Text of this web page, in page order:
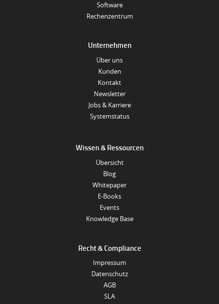
Software
Rechenzentrum
Unternehmen
Über uns
Kunden
Kontakt
Newsletter
Jobs & Karriere
Systemstatus
Wissen & Ressourcen
Übersicht
Blog
Whitepaper
E-Books
Events
Knowledge Base
Recht & Compliance
Impressum
Datenschutz
AGB
SLA